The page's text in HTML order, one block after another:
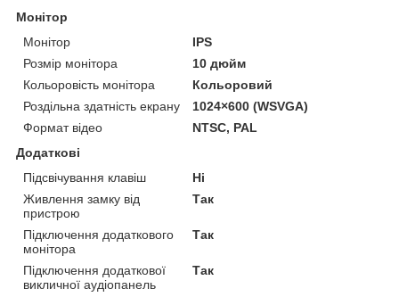
Монітор
Монітор
IPS
Розмір монітора
10 дюйм
Кольоровість монітора
Кольоровий
Роздільна здатність екрану
1024×600 (WSVGA)
Формат відео
NTSC, PAL
Додаткові
Підсвічування клавіш
Ні
Живлення замку від
пристрою
Так
Підключення додаткового
монітора
Так
Підключення додаткової
викличної аудіопанель
Так